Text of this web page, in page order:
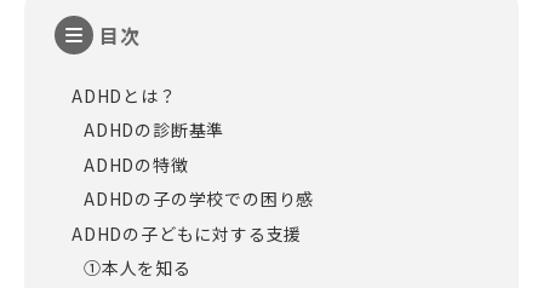
目次
ADHDとは？
ADHDの診断基準
ADHDの特徴
ADHDの子の学校での困り感
ADHDの子どもに対する支援
①本人を知る